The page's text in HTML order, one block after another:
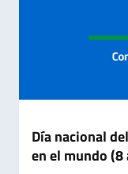
Día nacional
en el mundo